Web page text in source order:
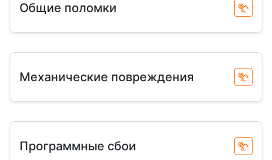
Общие поломки
Механические повреждения
Программные сбои